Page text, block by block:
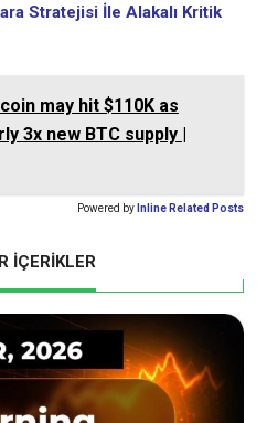
Stratejisi İle Alakalı Kritik
may hit $110K as
3x new BTC supply |
Powered by Inline Related Posts
İÇERİKLER